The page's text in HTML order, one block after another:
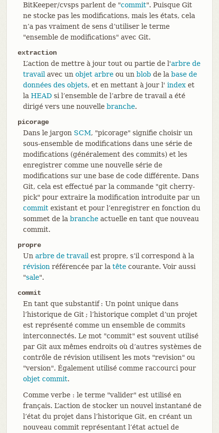
BitKeeper/cvsps parlent de "commit". Puisque Git
ne stocke pas les modifications, mais les états, cela
n’a pas vraiment de sens d’utiliser le terme
"ensemble de modifications" avec Git.
extraction
L’action de mettre à jour tout ou partie de l'arbre de
travail avec un objet arbreou un blobde la base de
données des objets, et en mettant à jour l' indexet
la HEADsi l’ensemble de l’arbre de travail a été
dirigé vers une nouvelle branche.
picorage
Dans le jargon SCM, "picorage" signifie choisir un
sous-ensemble de modifications dans une série de
modifications (généralement des commits) et les
enregistrer comme une nouvelle série de
modifications sur une base de code différente. Dans
Git, cela est effectué par la commande "git cherry-
pick" pour extraire la modification introduite par un
commitexistant et pour l’enregistrer en fonction du
sommet de la brancheactuelle en tant que nouveau
commit.
propre
Un arbre de travail est propre, s’il correspond à la
révision référencée par la têtecourante. Voir aussi
"sale".
commit
En tant que substantif : Un point unique dans
l’historique de Git ; l’historique complet d’un projet
est représenté comme un ensemble de commits
interconnectés. Le mot "commit" est souvent utilisé
par Git aux mêmes endroits où d’autres systèmes de
contrôle de révision utilisent les mots "revision" ou
"version". Également utilisé comme raccourci pour
objet commit.
Comme verbe : le terme "valider" est utilisé en
français. L’action de stocker un nouvel instantané de
l’état du projet dans l’historique Git, en créant un
nouveau commit représentant l’état actuel de